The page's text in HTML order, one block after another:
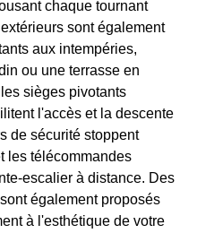
chaque tournant
sont également
aux intempéries,
ou une terrasse en
sièges pivotants
l'accès et la descente
de sécurité stoppent
les télécommandes
escalier à distance. Des
également proposés
à l'esthétique de votre